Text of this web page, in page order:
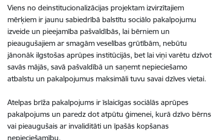
Viens no deinstitucionalizācijas projektam izvirzītajiem
mērķiem ir jaunu sabiedrībā balstītu sociālo pakalpojumu
izveide un pieejamība pašvaldībās, lai bērniem un
pieaugušajiem ar smagām veselības grūtībām, nebūtu
jānonāk ilgstošas aprūpes institūcijās, bet lai viņi varētu dzīvot
savās mājās, savā pašvaldībā un saņemt nepieciešamo
atbalstu un pakalpojumus maksimāli tuvu savai dzīves vietai.
Atelpas brīža pakalpojums ir īslaicīgas sociālās aprūpes
pakalpojums un paredz dot atpūtu ģimenei, kurā dzīvo bērns
vai pieaugušais ar invaliditāti un īpašās kopšanas
nepieciešamību.